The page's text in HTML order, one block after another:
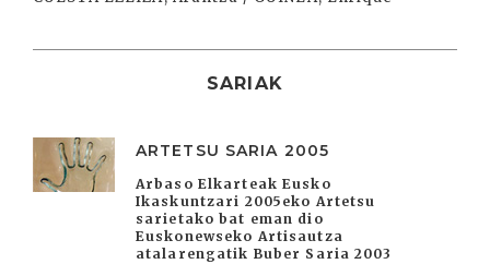
SARIAK
ARTETSU SARIA 2005
Arbaso Elkarteak Eusko
Ikaskuntzari 2005eko Artetsu
sarietako bat eman dio
Euskonewseko Artisautza
atalarengatik Buber Saria 2003